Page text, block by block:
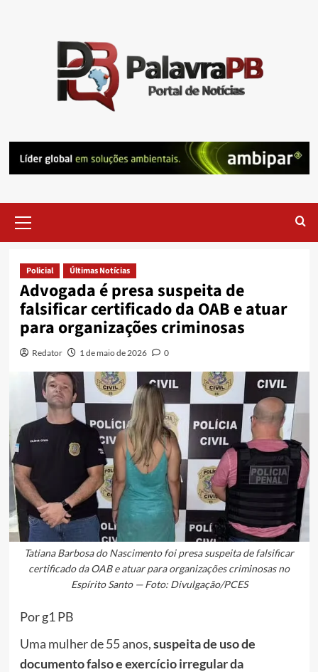
Menu
Policial Últimas Notícias
Advogada é presa suspeita de
falsificar certificado da OAB e atuar
para organizações criminosas
Redator 1 de maio de 2026 0
Tatiana Barbosa do Nascimento foi presa suspeita de falsificar
certificado da OAB e atuar para organizações criminosas no
Espírito Santo — Foto: Divulgação/PCES
Por g1 PB
Uma mulher de 55 anos,suspeita de uso de
documento falso e exercício irregular da